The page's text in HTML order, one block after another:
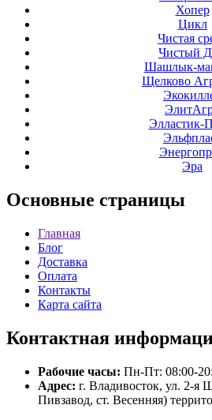
Хопер
Цикл
Чистая
Чистый
Шашлык-
Щелково
Элластик-
Эра
Основные страницы
Главная
Блог
Доставка
Оплата
Контакты
Карта сайта
Контактная
Рабочие часы: Пн-Пт: 08:00-
Адрес: г. Владивосток, ул. 2-я
Пивзавод, ст. Весенняя)